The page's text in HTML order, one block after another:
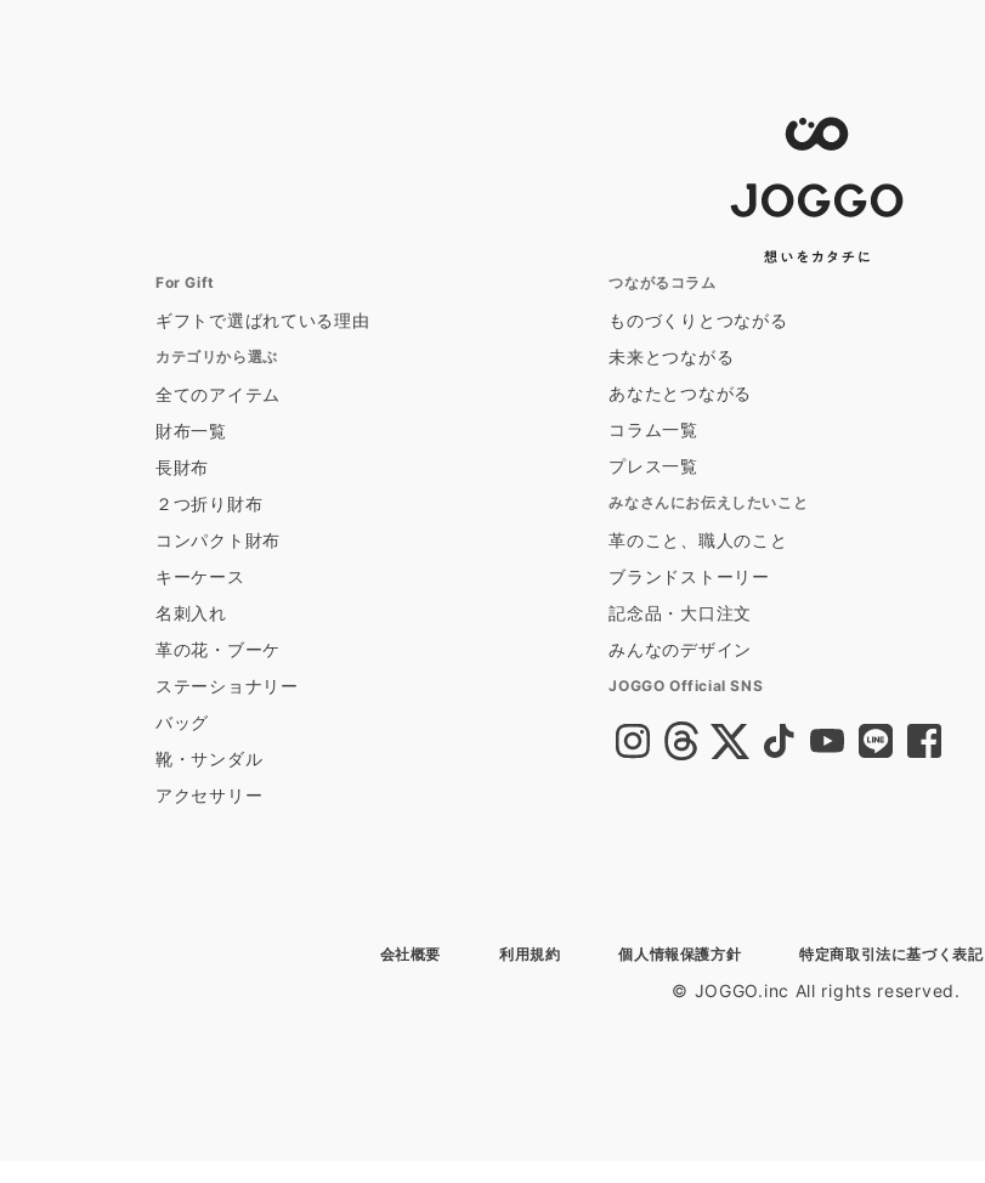
For Gift
ギフトで選ばれている理由
カテゴリから選ぶ
全てのアイテム
財布一覧
長財布
２つ折り財布
コンパクト財布
キーケース
名刺入れ
革の花・ブーケ
ステーショナリー
バッグ
靴・サンダル
アクセサリー
つながるコラム
ものづくりとつながる
未来とつながる
あなたとつながる
コラム一覧
プレス一覧
みなさんにお伝えしたいこと
革のこと、職人のこと
ブランドストーリー
記念品・大口注文
みんなのデザイン
JOGGO Official SNS
会社概要 利用規約 個人情報保護方針 特定商取引法に基づく表記
© JOGGO.inc All rights reserved.